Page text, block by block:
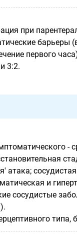
при
первого
3:2.
атака;
и
сосудистые